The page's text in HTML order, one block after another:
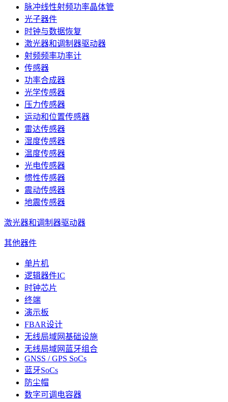
脉冲线性射频功率晶体管
光子器件
时钟与数据恢复
激光器和调制器驱动器
射频频率功率计
传感器
功率合成器
光学传感器
压力传感器
运动和位置传感器
雷达传感器
湿度传感器
温度传感器
光电传感器
惯性传感器
震动传感器
地震传感器
激光器和调制器驱动器
其他器件
单片机
逻辑器件IC
时钟芯片
终端
演示板
FBAR设计
无线局域网基础设施
无线局域网蓝牙组合
GNSS / GPS SoCs
蓝牙SoCs
防尘帽
数字可调电容器